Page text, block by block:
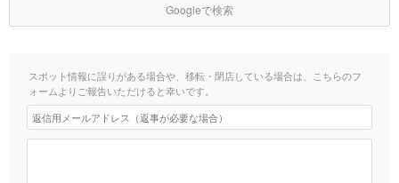
Googleで検索
スポット情報に誤りがある場合や、移転・閉店している場合は、こちらのフ
ォームよりご報告いただけると幸いです。